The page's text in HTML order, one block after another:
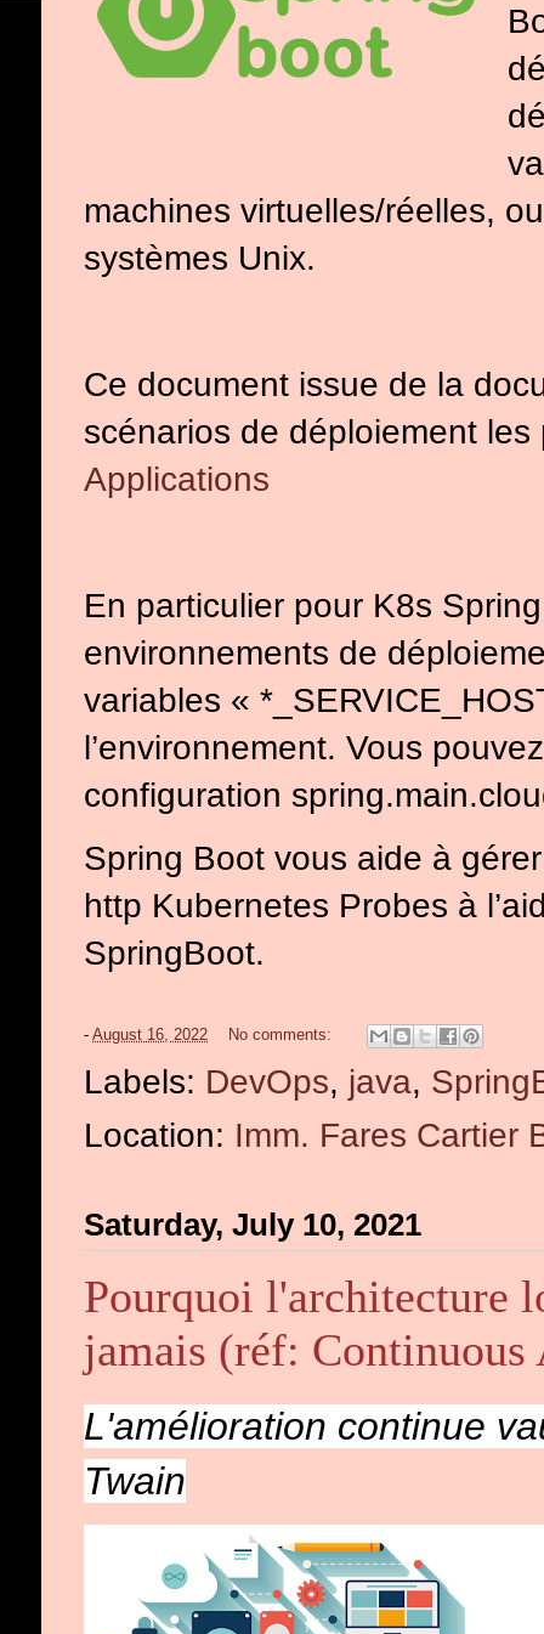
machines virtuelles/réelles,
systèmes Unix.
Ce document issue de la
scénarios de déploiement
Applications
En particulier pour K8s
environnements de
variables «
l’environnement. Vous
configuration
Spring Boot vous aide à
http Kubernetes Probes à
SpringBoot.
- August 16, 2022 No comments:
Labels: DevOps, java,
Location:
Saturday, July 10, 2021
Pourquoi l'architecture
jamais (réf:
L'amélioration continue
Twain